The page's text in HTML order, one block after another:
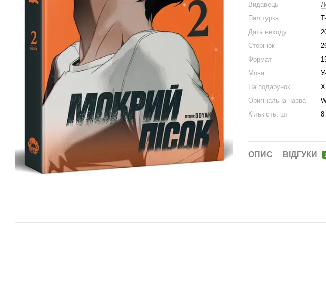
Видавець
Палітурка
Дата виходу
Сторінок
Формат
Мова
На подарунок
Оригінальна назва
Кількість, шт
8
ОПИС ВІДГУКИ 1